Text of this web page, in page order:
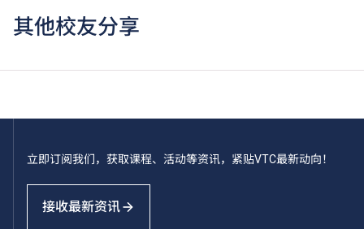
其他校友分享
立即订阅我们，获取课程、活动等资讯，紧贴VTC最新动向！
接收最新资讯